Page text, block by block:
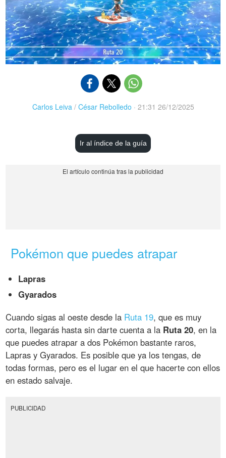
Carlos Leiva / César Rebolledo · 21:31 26/12/2025
Ir al índice de la guía
Pokémon que puedes atrapar
Lapras
Gyarados
Cuando sigas al oeste desde la Ruta 19, que es muy
corta, llegarás hasta sin darte cuenta a la Ruta 20, en la
que puedes atrapar a dos Pokémon bastante raros,
Lapras y Gyarados. Es posible que ya los tengas, de
todas formas, pero es el lugar en el que hacerte con ellos
en estado salvaje.
PUBLICIDAD